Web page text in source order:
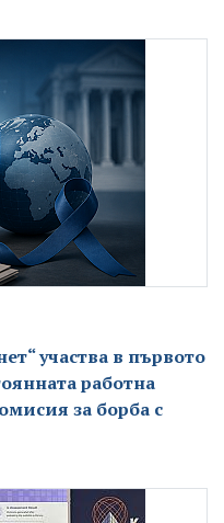
участва в първото
работна
за борба с